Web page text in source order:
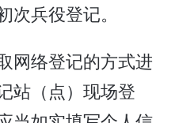
兵役登记。
网络登记的方式进
站（点）现场登